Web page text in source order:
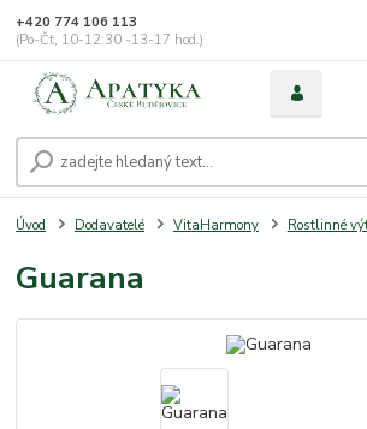
+420 774 106 113
(Po-Čt, 10-12:30 -13-17 hod.)
Úvod Dodavatelé VitaHarmony Rostlinné
Guarana